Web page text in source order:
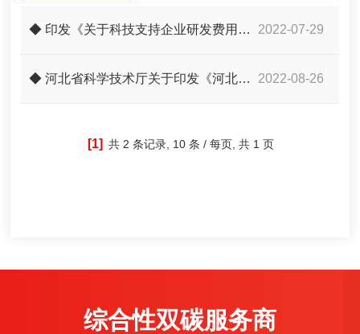
◆ 印发《关于科技支持企业研发费用加计扣除若干措施》的通知 2022-07-29
◆ 河北省科学技术厅关于印发《河北省企业研发费用加计扣除专业化服务机构建设工作指引》的通知 2022-08-26
[1] 共 2 条记录, 10 条 / 每页, 共 1 页
综合性双碳服务商